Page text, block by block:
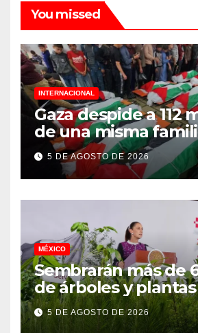
You missed
INTERNACIONAL
Gaza despide a 112
de una misma
asesinados durante
genocidio
5 DE AGOSTO DE 2026
MÉXICO
Sembrarán más de
de árboles y
Jornada Nacional
Reforestación 2026
5 DE AGOSTO DE 2026